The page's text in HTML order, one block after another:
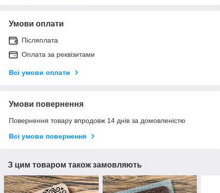
Умови оплати
Післяплата
Оплата за реквізитами
Всі умови оплати
Умови повернення
Повернення товару впродовж 14 днів за домовленістю
Всі умови повернення
З цим товаром також замовляють